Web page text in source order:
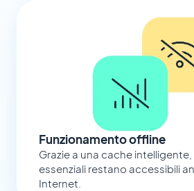
Funzionamento offline
Grazie a una cache
essenziali restano accessibili
Internet.